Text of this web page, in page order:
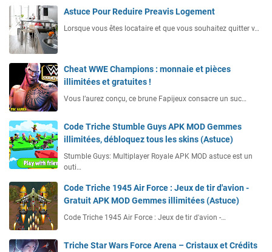
Astuce Pour Reduire Preavis Logement
Lorsque vous êtes locataire et que vous souhaitez quitter v…
Cheat WWE Champions : monnaie et pièces
illimitées et gratuites !
Vous l’aurez conçu, ce brune Fapijeux consacre un suc…
Code Triche Stumble Guys APK MOD Gemmes
illimitées, débloquez tous les skins (Astuce)
Stumble Guys: Multiplayer Royale APK MOD astuce est un
outi…
Code Triche 1945 Air Force : Jeux de tir d'avion -
Gratuit APK MOD Gemmes illimitées (Astuce)
Code Triche 1945 Air Force : Jeux de tir d'avion -…
Triche Star Wars Force Arena – Cristaux et Crédits